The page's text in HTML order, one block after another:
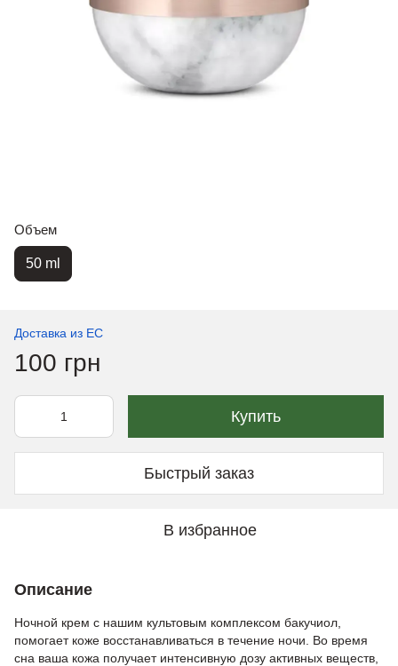
Объем
50 ml
Доставка из ЕС
100 грн
Купить
Быстрый заказ
В избранное
Описание
Ночной крем с нашим культовым комплексом бакучиол,
помогает коже восстанавливаться в течение ночи. Во время
сна ваша кожа получает интенсивную дозу активных веществ,